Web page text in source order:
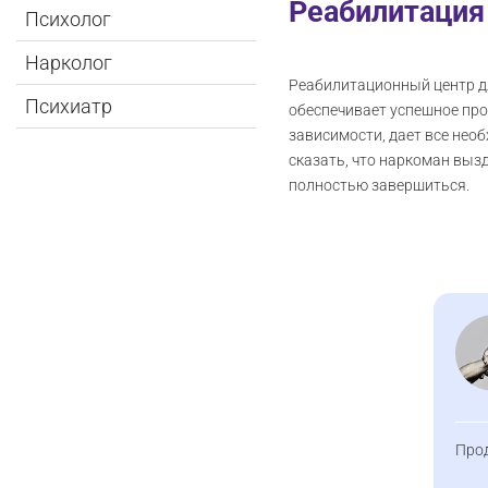
Реабилитационный центр
обеспечивает успешное
зависимости, дает все
сказать, что наркоман
полностью завершиться.
Психолог
Нарколог
Психиатр